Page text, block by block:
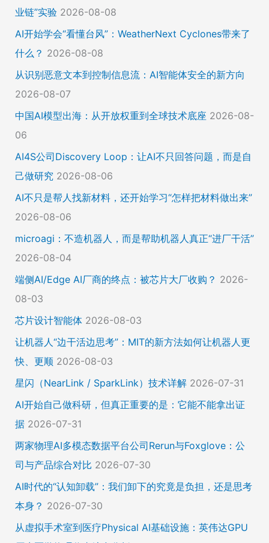
业链”实验 2026-08-08
AI开始学会“看懂台风”：WeatherNext Cyclones带来了
什么？ 2026-08-08
从识别恶意文本到控制信息流：AI智能体安全的新方向
2026-08-07
中国AI模型出海：从开放权重到全球技术底座 2026-08-
06
AI4S公司Discovery Loop：让AI不只回答问题，而是自
己做研究 2026-08-06
AI不只是帮人找新材料，还开始学习“怎样把材料做出来”
2026-08-06
microagi：不造机器人，而是帮助机器人真正“进厂干活”
2026-08-04
端侧AI/Edge AI厂商的终点：被芯片大厂收购？ 2026-
08-03
芯片设计智能体 2026-08-03
让机器人“边干活边思考”：MIT的新方法如何让机器人更
快、更顺 2026-08-03
星闪（NearLink / SparkLink）技术详解 2026-07-31
AI开始自己做科研，但真正重要的是：它能不能拿出证
据 2026-07-31
两家物理AI多模态数据平台公司Rerun与Foxglove：公
司与产品综合对比 2026-07-30
AI时代的“认知卸载”：我们卸下的究竟是负担，还是思考
本身？ 2026-07-30
从虚拟手术室到医疗Physical AI基础设施：英伟达GPU